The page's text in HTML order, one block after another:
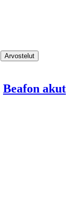
Arvostelut
Beafon akut